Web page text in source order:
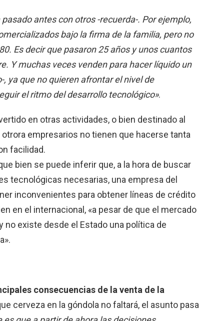
antes con otros -recuerda-. Por ejemplo,
bajo la firma de la familia, pero no
Es decir que pasaron 25 años y unos cuantos
Y muchas veces venden para hacer líquido un
ya que no quieren afrontar el nivel de
el ritmo del desarrollo tecnológico».
en otras actividades, o bien destinado al
empresarios no tienen que hacerse tanta
facilidad.
bien se puede inferir que, a la hora de buscar
tecnológicas necesarias, una empresa del
inconvenientes para obtener líneas de crédito
en el internacional, «a pesar de que el mercado
existe desde el Estado una política de
consecuencias de la venta de la
cerveza en la góndola no faltará, el asunto pasa